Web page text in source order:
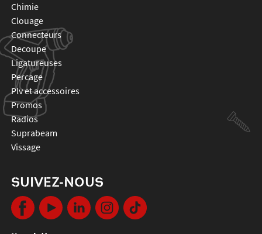
chimie
clouage
connecteurs
decoupe
ligatureuses
percage
plv et accessoires
promos
radios
suprabeam
vissage
SUIVEZ-NOUS